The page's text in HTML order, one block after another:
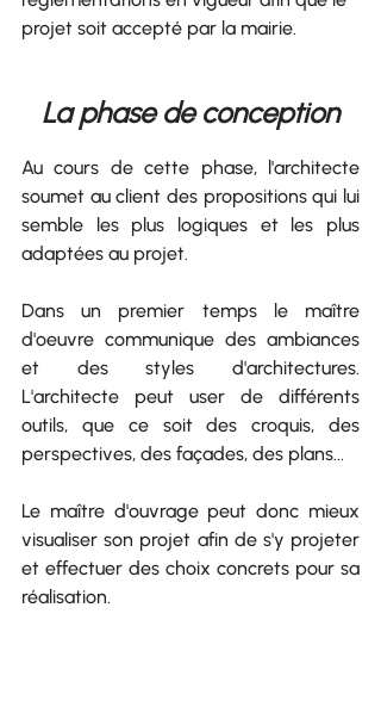
projet soit accepté par la mairie.
La phase de conception
Au cours de cette phase, l'architecte
soumet au client des propositions qui lui
semble les plus logiques et les plus
adaptées au projet.
Dans un premier temps le maître
d'oeuvre communique des ambiances
et des styles d'architectures.
L'architecte peut user de différents
outils, que ce soit des croquis, des
perspectives, des façades, des plans...
Le maître d'ouvrage peut donc mieux
visualiser son projet afin de s'y projeter
et effectuer des choix concrets pour sa
réalisation.